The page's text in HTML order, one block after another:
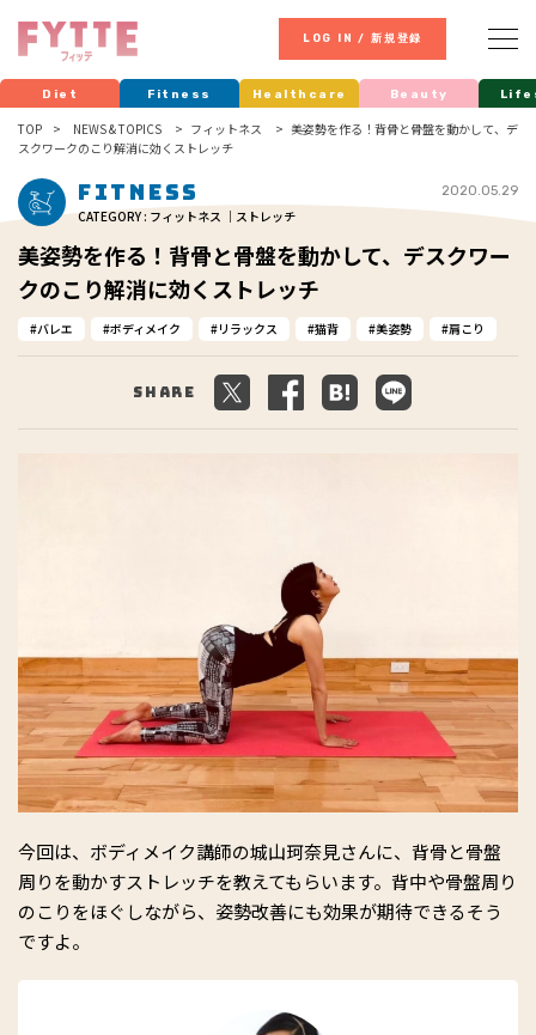
LOG IN / 新規登録
Diet Fitness Healthcare Beauty
TOP NEWS & TOPICS フィットネス
美姿勢を作る！背骨と骨盤を動かして、デ
スクワークのこり解消に効くストレッチ
Fitness
CATEGORY : フィットネス ｜ストレッチ
2020.05.29
美姿勢を作る！背骨と骨盤を動かして、デスクワー
クのこり解消に効くストレッチ
バレエ ボディメイク リラックス 猫背 美姿勢 肩こり
Share
今回は、ボディメイク講師の城山珂奈見さんに、背骨と骨盤
周りを動かすストレッチを教えてもらいます。背中や骨盤周り
のこりをほぐしながら、姿勢改善にも効果が期待できるそう
ですよ。